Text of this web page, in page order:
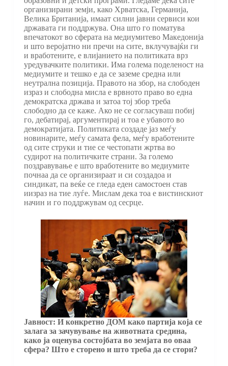
организирани земји, како Хрватска, Германија,
Велика Британија, имаат силни јавни сервиси кои
државата ги поддржува. Она што го поматува
впечатокот во сферата на медиумитево Македонија
и што веројатно ни пречи на сите, вклучувајќи ги
и вработените, е влијанието на политиката врз
уредувачките политики. Има голема поделеност на
медиумите и тешко е да се заземе средна или
неутрална позиција. Правото на збор, на слободен
израз и слободна мисла е врвното право во една
демократска држава и затоа тој збор треба
слободно да се каже. Ако не се согласуваш побиј
го, дебатирај, аргументирај и тоа е убавото во
демократијата. Политиката создаде јаз меѓу
новинарите, меѓу самата фела, меѓу вработените
од сите струки и тие се честопати жртва во
судирот на политичките страни. За големо
поздравување е што вработените во медиумите
почнаа да се организираат и си создадоа и
синдикат, па веќе се гледа еден самостоен став
иизраз на тие луѓе. Мислам дека тоа е вистинскиот
начин и го поддржувам од сесрце.
Јавност: И конкретно ДОМ како партија која се
залага за зачувување на животната средина,
како ја оценува состојбата во земјата во оваа
сфера? Што е сторено и што треба да се стори?